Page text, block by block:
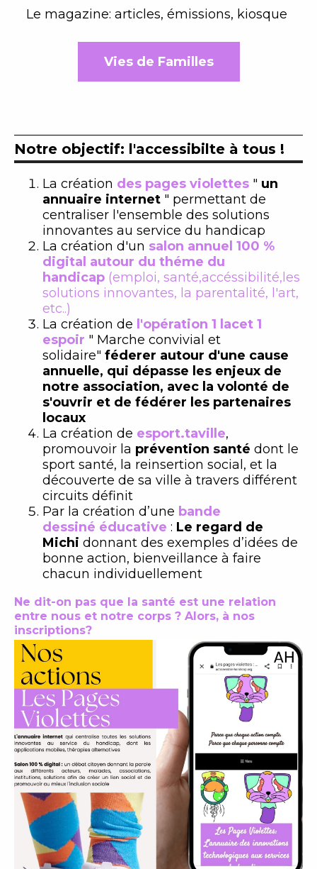
Le magazine: articles, émissions, kiosque
Vies de Familles
Notre objectif: l'accessibilte à tous !
La création des pages violettes " un
annuaire internet " permettant de
centraliser l'ensemble des solutions
innovantes au service du handicap
La création d'un salon annuel 100 %
digital autour du théme du
handicap (emploi, santé,accéssibilité,les
solutions innovantes, la parentalité, l'art,
etc..)
La création de l'opération 1 lacet 1
espoir " Marche convivial et
solidaire" féderer autour d'une cause
annuelle, qui dépasse les enjeux de
notre association, avec la volonté de
s'ouvrir et de fédérer les partenaires
locaux
La création de esport.taville,
promouvoir la prévention santé dont le
sport santé, la reinsertion social, et la
découverte de sa ville à travers différent
circuits définit
Par la création d’une bande
dessiné éducative : Le regard de
Michi donnant des exemples d’idées de
bonne action, bienveillance à faire
chacun individuellement
Ne dit-on pas que la santé est une relation
entre nous et notre corps ? Alors, à nos
inscriptions?